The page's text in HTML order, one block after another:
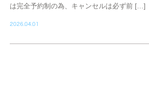
は完全予約制の為、キャンセルは必ず前 […]
2026.04.01